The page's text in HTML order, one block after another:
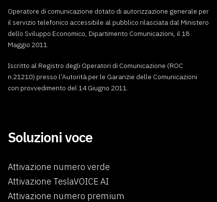
Operatore di comunicazione dotato di autorizzazione generale per
il servizio telefonico accessibile al pubblico rilasciata dal Ministero
dello Sviluppo Economico, Dipartimento Comunicazioni, il 18
Maggio 2011.
Iscritto al Registro degli Operatori di Comunicazione (ROC
n.21210) presso l’Autorità per le Garanzie delle Comunicazioni
con provvedimento del 14 Giugno 2011.
Soluzioni voce
Attivazione numero verde
Attivazione TeslaVOICE AI
Attivazione numero premium